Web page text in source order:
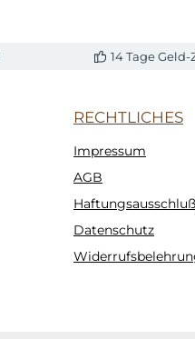
14 Tage
RECHTLICHES
Impressum
AGB
Haftungsausschluß
Datenschutz